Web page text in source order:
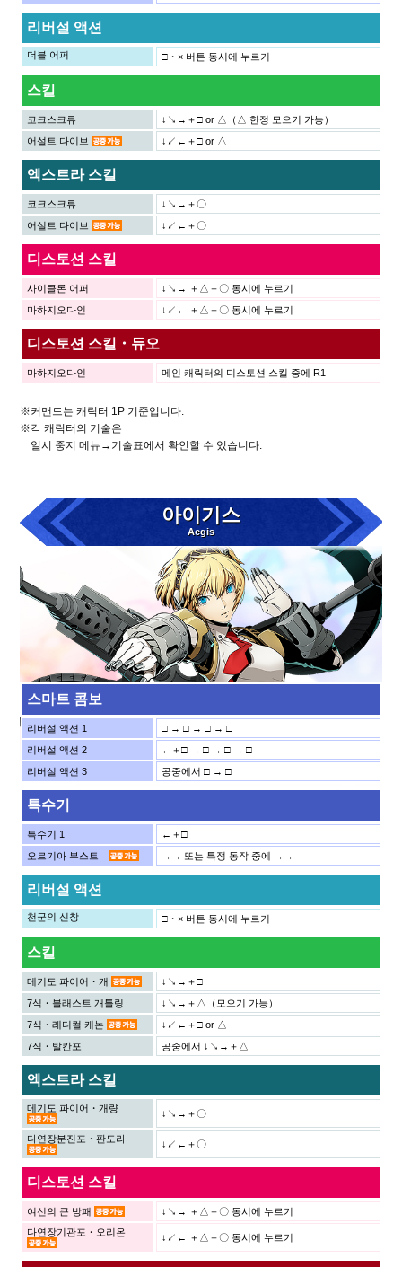
리버설 액션
더블 어퍼 □・× 버튼 동시에 누르기
스킬
코크스크류
↓↘→＋□ or △（△ 한정 모으기 가능）
어설트 다이브
↓↙←＋□ or △
엑스트라 스킬
코크스크류
↓↘→＋〇
어설트 다이브
↓↙←＋〇
디스토션 스킬
사이클론 어퍼
↓↘→ ＋△＋〇 동시에 누르기
마하지오다인
↓↙← ＋△＋〇 동시에 누르기
디스토션 스킬・듀오
마하지오다인 메인 캐릭터의 디스토션 스킬 중에 R1
※커맨드는 캐릭터 1P 기준입니다.
※각 캐릭터의 기술은
일시 중지 메뉴→기술표에서 확인할 수 있습니다.
아이기스
Aegis
스마트 콤보
리버설 액션 1
□ → □ → □ → □
리버설 액션 2
←＋□ → □ → □ → □
리버설 액션 3
공중에서 □ → □
특수기
특수기 1
←＋□
오르기아 부스트
→→ 또는 특정 동작 중에 →→
리버설 액션
천군의 신창 □・× 버튼 동시에 누르기
스킬
메기도 파이어・개
↓↘→＋□
7식・블래스트 개틀링
↓↘→＋△（모으기 가능）
7식・래디컬 캐논
↓↙←＋□ or △
7식・발칸포
공중에서 ↓↘→＋△
엑스트라 스킬
메기도 파이어・개량 ↓↘→＋〇
다연장분진포・판도라 ↓↙←＋〇
디스토션 스킬
여신의 큰 방패
↓↘→ ＋△＋〇 동시에 누르기
다연장기관포・오리온
↓↙← ＋△＋〇 동시에 누르기